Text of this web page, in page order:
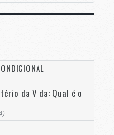
da Vida: Qual é o